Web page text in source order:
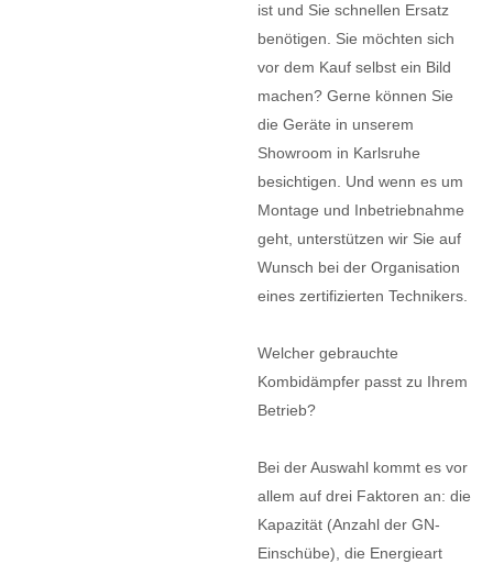
ist und Sie schnellen Ersatz
benötigen. Sie möchten sich
vor dem Kauf selbst ein Bild
machen? Gerne können Sie
die Geräte in unserem
Showroom in Karlsruhe
besichtigen. Und wenn es um
Montage und Inbetriebnahme
geht, unterstützen wir Sie auf
Wunsch bei der Organisation
eines zertifizierten Technikers.
Welcher gebrauchte
Kombidämpfer passt zu Ihrem
Betrieb?
Bei der Auswahl kommt es vor
allem auf drei Faktoren an: die
Kapazität (Anzahl der GN-
Einschübe), die Energieart